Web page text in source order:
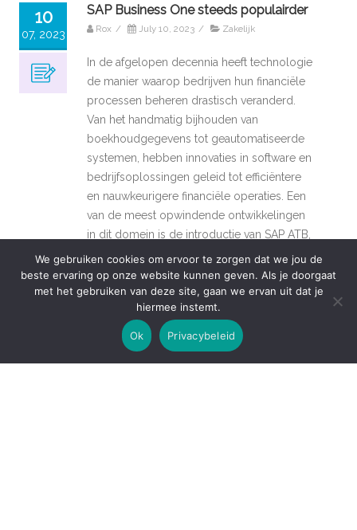
10
07, 2023
SAP Business One steeds populairder
Rox / July 10, 2023 / Zakelijk
In de afgelopen decennia heeft technologie
de manier waarop bedrijven hun financiële
processen beheren drastisch veranderd.
Van het handmatig bijhouden van
boekhoudgegevens tot geautomatiseerde
systemen, hebben innovaties in software en
bedrijfsoplossingen geleid tot efficiëntere
en nauwkeurigere financiële operaties. Een
van de meest opwindende ontwikkelingen
in dit domein is de introductie van SAP ATB,
een baanbrekende technologie die de
standaard zet
Read More
We gebruiken cookies om ervoor te zorgen dat we jou de
beste ervaring op onze website kunnen geven. Als je doorgaat
met het gebruiken van deze site, gaan we ervan uit dat je
hiermee instemt.
Ok Privacybeleid